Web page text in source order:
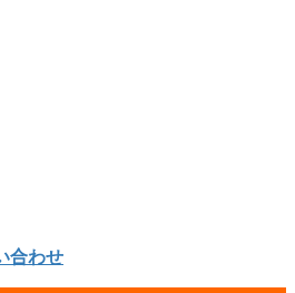
合わせ